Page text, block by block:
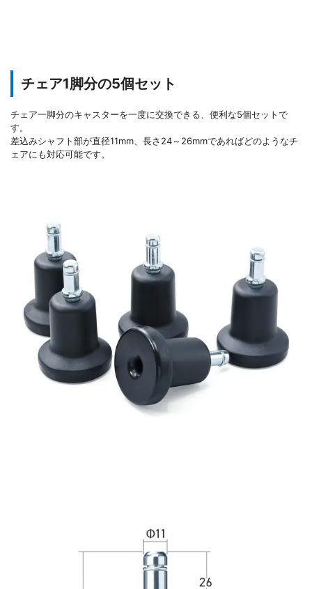
チェア1脚分の5個セット
チェア一脚分のキャスターを一度に交換できる、便利な5個セットで
す。
差込みシャフト部が直径11mm、長さ24～26mmであればどのようなチ
ェアにも対応可能です。